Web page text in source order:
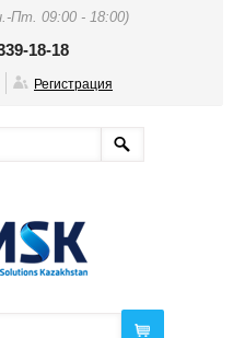
Пт. 09:00 - 18:00)
18-18
Регистрация